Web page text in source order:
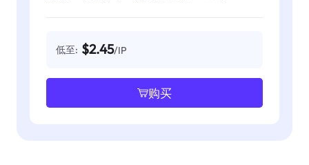
低至: $2.45/IP
购买